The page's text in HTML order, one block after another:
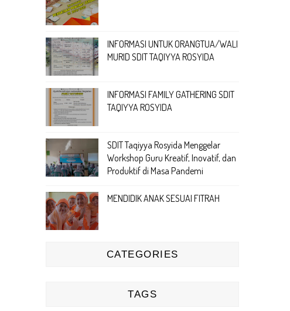
INFORMASI UNTUK ORANGTUA/WALI
MURID SDIT TAQIYYA ROSYIDA
INFORMASI FAMILY GATHERING SDIT
TAQIYYA ROSYIDA
SDIT Taqiyya Rosyida Menggelar
Workshop Guru Kreatif, Inovatif, dan
Produktif di Masa Pandemi
MENDIDIK ANAK SESUAI FITRAH
CATEGORIES
TAGS